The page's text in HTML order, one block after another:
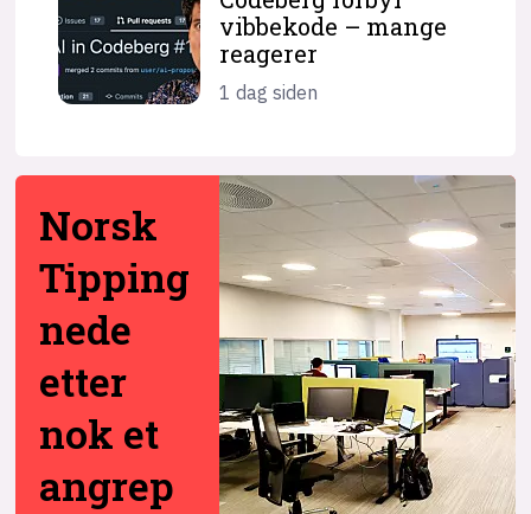
vibbekode – mange
reagerer
1 dag siden
Norsk
Tipping
nede
etter
nok et
angrep